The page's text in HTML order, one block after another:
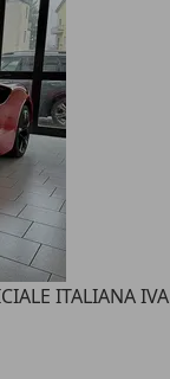
ITALIANA IVA